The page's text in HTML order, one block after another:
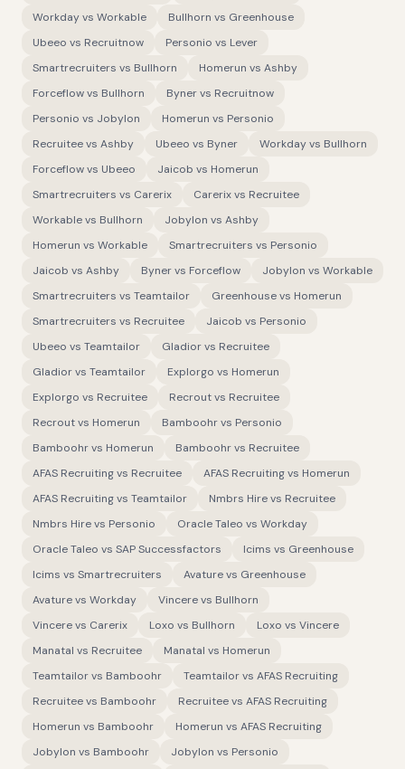
Workdayvs Workable Bullhorn vs Greenhouse
Ubeeo vs Recruitnow Personio vs Lever
Smartrecruiters vs Bullhorn Homerun vs Ashby
Forceflowvs Bullhorn Bynervs Recruitnow
Personio vs Jobylon Homerun vs Personio
Recruiteevs Ashby Ubeeo vs Byner Workdayvs Bullhorn
Forceflowvs Ubeeo Jaicob vs Homerun
Smartrecruiters vs Carerix Carerixvs Recruitee
Workablevs Bullhorn Jobylon vs Ashby
Homerun vs Workable Smartrecruiters vs Personio
Jaicob vs Ashby Bynervs Forceflow Jobylon vs Workable
Smartrecruiters vs Teamtailor Greenhousevs Homerun
Smartrecruiters vs Recruitee Jaicob vs Personio
Ubeeo vs Teamtailor Gladiorvs Recruitee
Gladiorvs Teamtailor Explorgo vs Homerun
Explorgo vs Recruitee Recroutvs Recruitee
Recroutvs Homerun Bamboohrvs Personio
Bamboohrvs Homerun Bamboohrvs Recruitee
AFAS Recruitingvs Recruitee AFAS Recruitingvs Homerun
AFAS Recruitingvs Teamtailor Nmbrs Hirevs Recruitee
Nmbrs Hirevs Personio Oracle Taleo vs Workday
Oracle Taleo vs SAP Successfactors Icims vs Greenhouse
Icims vs Smartrecruiters Avaturevs Greenhouse
Avaturevs Workday Vincerevs Bullhorn
Vincerevs Carerix Loxo vs Bullhorn Loxo vs Vincere
Manatal vs Recruitee Manatal vs Homerun
Teamtailorvs Bamboohr Teamtailorvs AFAS Recruiting
Recruiteevs Bamboohr Recruiteevs AFAS Recruiting
Homerun vs Bamboohr Homerun vs AFAS Recruiting
Jobylon vs Bamboohr Jobylon vs Personio